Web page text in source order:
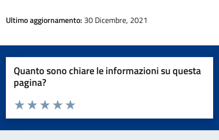
Ultimo aggiornamento: 30 Dicembre, 2021
Quanto sono chiare le informazioni su questa
pagina?
Valuta da 1 a 5 stelle la pagina
Valuta 5 stelle su 5
Valuta 4 stelle su 5
Valuta 3 stelle su 5
Valuta 2 stelle su 5
Valuta 1 stelle su 5